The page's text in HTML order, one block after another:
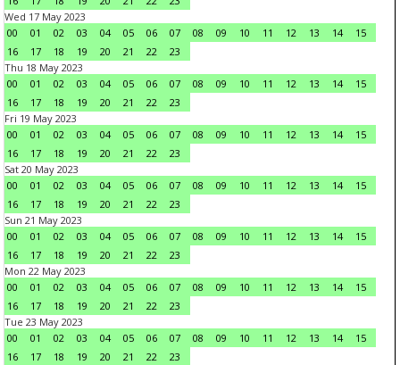
Wed 17 May 2023
00
01 02 03 04 05 06 07 08 09 10 11 12 13 14
15
16
17 18 19 20 21 22
23
Thu 18 May 2023
00
01 02 03 04 05 06 07 08 09 10 11 12 13 14
15
16
17 18 19 20 21 22
23
Fri 19 May 2023
00
01 02 03 04 05 06 07 08 09 10 11 12 13 14
15
16
17 18 19 20 21 22
23
Sat 20 May 2023
00
01 02 03 04 05 06 07 08 09 10 11 12 13 14
15
16
17 18 19 20 21 22
23
Sun 21 May 2023
00
01 02 03 04 05 06 07 08 09 10 11 12 13 14
15
16
17 18 19 20 21 22
23
Mon 22 May 2023
00
01 02 03 04 05 06 07 08 09 10 11 12 13 14
15
16
17 18 19 20 21 22
23
Tue 23 May 2023
00
01 02 03 04 05 06 07 08 09 10 11 12 13 14
15
16
17 18 19 20 21 22
23